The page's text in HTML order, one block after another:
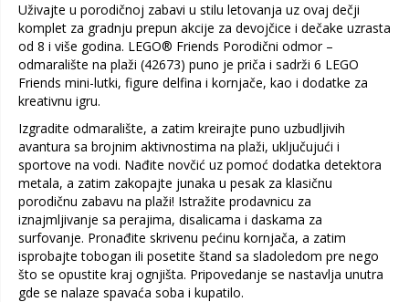
Uživajte u porodičnoj zabavi u stilu letovanja uz ovaj dečji
komplet za gradnju prepun akcije za devojčice i dečake uzrasta
od 8 i više godina. LEGO® Friends Porodični odmor –
odmaralište na plaži (42673) puno je priča i sadrži 6 LEGO
Friends mini-lutki, figure delfina i kornjače, kao i dodatke za
kreativnu igru.
Izgradite odmaralište, a zatim kreirajte puno uzbudljivih
avantura sa brojnim aktivnostima na plaži, uključujući i
sportove na vodi. Nađite novčić uz pomoć dodatka detektora
metala, a zatim zakopajte junaka u pesak za klasičnu
porodičnu zabavu na plaži! Istražite prodavnicu za
iznajmljivanje sa perajima, disalicama i daskama za
surfovanje. Pronađite skrivenu pećinu kornjača, a zatim
isprobajte tobogan ili posetite štand sa sladoledom pre nego
što se opustite kraj ognjišta. Pripovedanje se nastavlja unutra
gde se nalaze spavaća soba i kupatilo.